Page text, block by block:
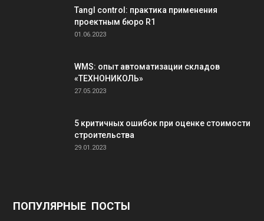
Tangl control: практика применения
проектным бюро R1
01.06.2023
WMS: опыт автоматизации складов
«ТЕХНОНИКОЛЬ»
27.05.2023
5 критичных ошибок при оценке стоимости
строительства
29.01.2023
ПОПУЛЯРНЫЕ ПОСТЫ